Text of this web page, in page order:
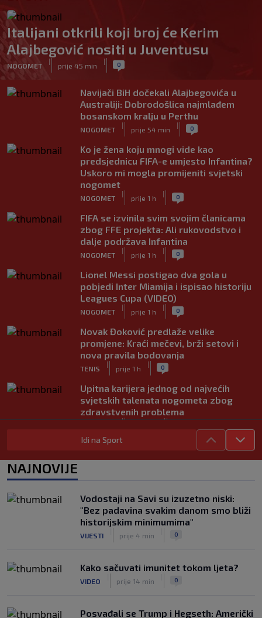
Italijani otkrili koji broj će Kerim
Alajbegović nositi u Juventusu
NOGOMET
|
prije 45 min
| 0
Navijači BiH dočekali Alajbegovića u
Australiji: Dobrodošlica najmlađem
bosanskom kralju u Perthu
NOGOMET
|
prije 54 min
| 0
Ko je žena koju mnogi vide kao
predsjednicu FIFA-e umjesto Infantina?
Uskoro mi mogla promijeniti svjetski
nogomet
NOGOMET
|
prije 1 h
| 0
FIFA se izvinila svim svojim članicama
zbog FFE projekta: Ali rukovodstvo i
dalje podržava Infantina
NOGOMET
|
prije 1 h
| 0
Lionel Messi postigao dva gola u
pobjedi Inter Miamija i ispisao historiju
Leagues Cupa (VIDEO)
NOGOMET
|
prije 1 h
| 0
Novak Đoković predlaže velike
promjene: Kraći mečevi, brži setovi i
nova pravila bodovanja
TENIS
|
prije 1 h
| 0
Upitna karijera jednog od najvećih
svjetskih talenata nogometa zbog
zdravstvenih problema
| |
U trenucima dok je olimpijski šampion
Nestvarne scene u Trabzonu i
spektakularan doček za Salaha: "Ovdje
je 25.000 ljudi" (FOTO/VIDEO)
NOGOMET
|
5. aug. 0
Idi na Sport
NAJNOVIJE
Vodostaji na Savi su izuzetno niski:
"Bez padavina svakim danom smo bliži
historijskim minimumima"
VIJESTI prije 4 min 0
Kako sačuvati imunitet tokom ljeta?
VIDEO prije 14 min 0
Posvađali se Trump i Hegseth: Američki